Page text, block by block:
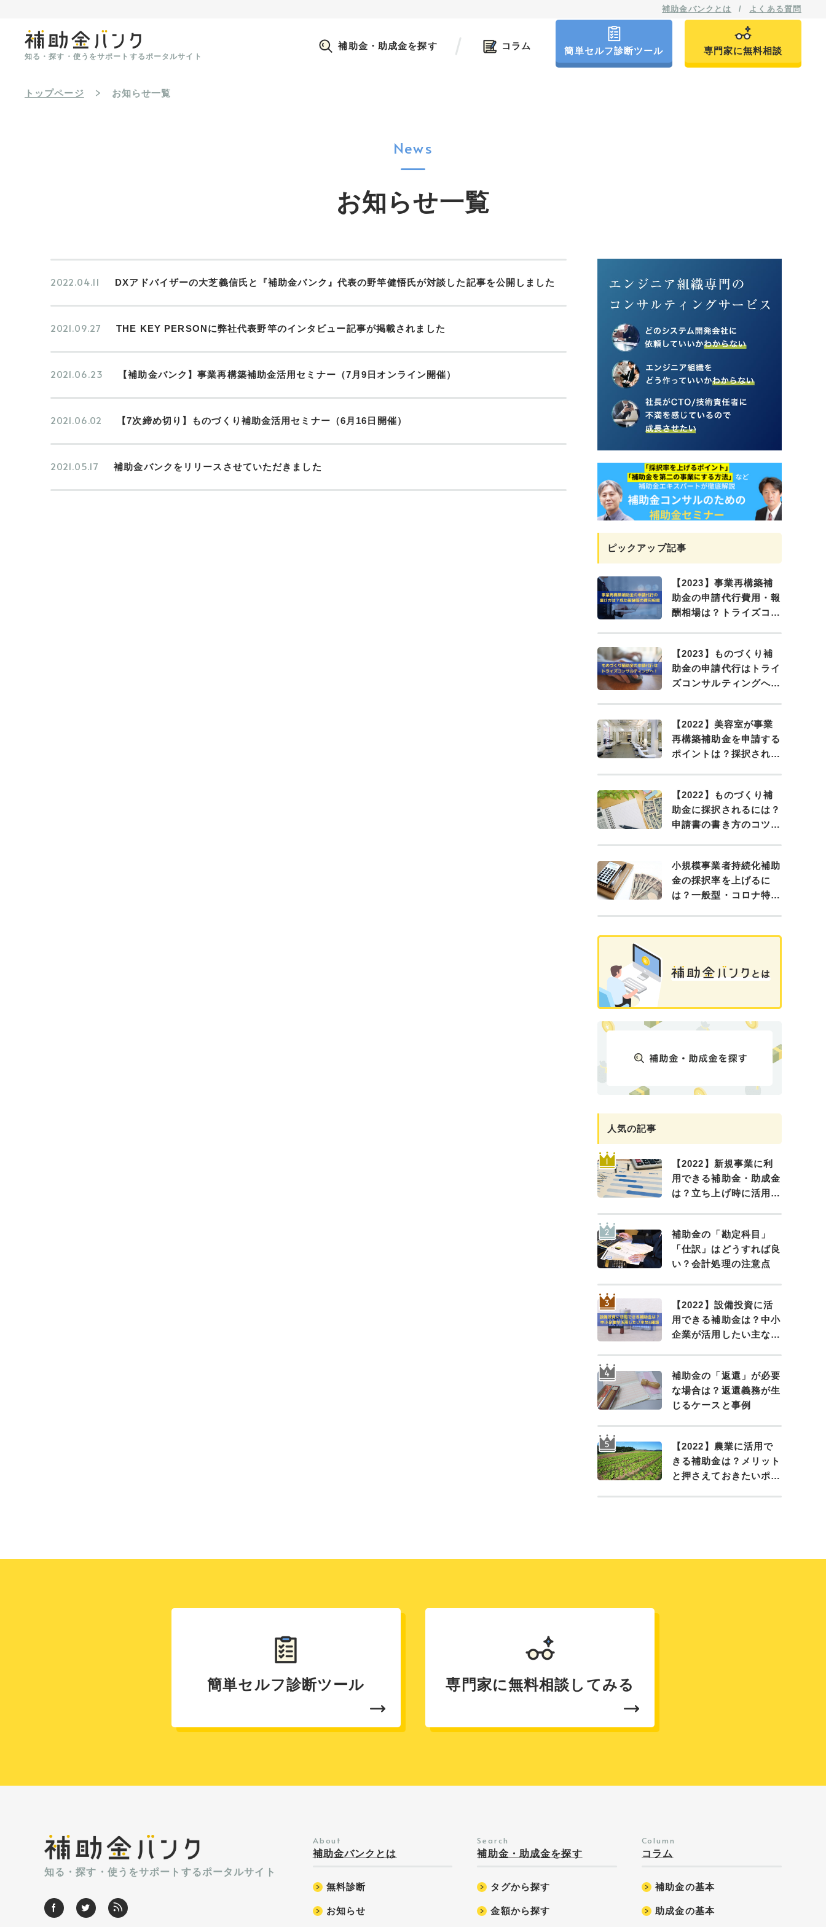
補助金バンクとは / よくある質問
知る・探す・使うをサポートするポータルサイト
補助金・助成金を探す コラム 簡単セルフ診断ツール 専門家に無料相談
トップページ お知らせ一覧
News
お知らせ一覧
2022.04.11 DXアドバイザーの大芝義信氏と『補助金バンク』代表の野竿健悟氏が対談した記事を公開しました
2021.09.27 THE KEY PERSONに弊社代表野竿のインタビュー記事が掲載されました
2021.06.23 【補助金バンク】事業再構築補助金活用セミナー（7月9日オンライン開催）
2021.06.02 【7次締め切り】ものづくり補助金活用セミナー（6月16日開催）
2021.05.17 補助金バンクをリリースさせていただきました
ピックアップ記事
【2023】事業再構築補
助金の申請代行費用・報
酬相場は？トライズコン
【2023】ものづくり補
助金の申請代行はトライ
ズコンサルティングへ！
【2022】美容室が事業
再構築補助金を申請する
ポイントは？採択される
【2022】ものづくり補
助金に採択されるには？
申請書の書き方のコツ・
小規模事業者持続化補助
金の採択率を上げるに
は？一般型・コロナ特別
人気の記事
【2022】新規事業に利
用できる補助金・助成金
は？立ち上げ時に活用し
補助金の「勘定科目」
「仕訳」はどうすれば良
い？会計処理の注意点
【2022】設備投資に活
用できる補助金は？中小
企業が活用したい主な4
補助金の「返還」が必要
な場合は？返還義務が生
じるケースと事例
【2022】農業に活用で
きる補助金は？メリット
と押さえておきたいポイ
簡単セルフ診断ツール 専門家に無料相談してみる
知る・探す・使うをサポートするポータルサイト
About
補助金バンクとは
無料診断
お知らせ
Search
補助金・助成金を探す
タグから探す
金額から探す
Column
コラム
補助金の基本
助成金の基本